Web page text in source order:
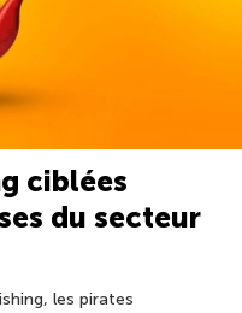
ciblées
du secteur
les pirates